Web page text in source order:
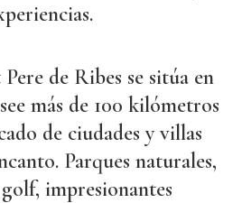
de Ribes se sitúa en
más de 100 kilómetros
de ciudades y villas
Parques naturales,
impresionantes